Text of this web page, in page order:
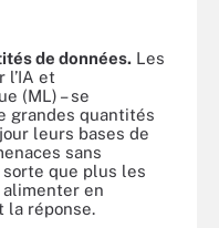
de données. Les
l’IA et
(ML) – se
grandes quantités
leurs bases de
sans
que plus les
en
la réponse.